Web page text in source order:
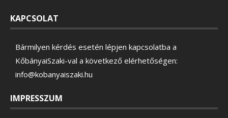
KAPCSOLAT
Bármilyen kérdés esetén lépjen kapcsolatba a
KőbányaiSzaki-val a következő elérhetőségen:
info@kobanyaiszaki.hu
IMPRESSZUM